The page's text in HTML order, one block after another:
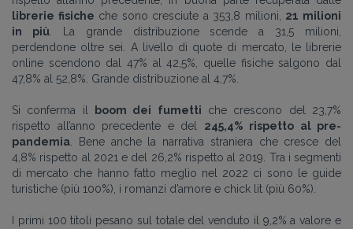
librerie fisiche che sono cresciute a 353,8 milioni, 21 milioni
in più. La grande distribuzione scende a 31,5 milioni,
perdendone oltre sei. A livello di quote di mercato, le librerie
online scendono dal 47% al 42,5%, quelle fisiche salgono dal
47,8% al 52,8%. Grande distribuzione al 4,7%.
Si conferma il boom dei fumetti che crescono del 23,7%
rispetto all’anno precedente e del 245,4% rispetto al pre-
pandemia . Bene anche la narrativa straniera che cresce del
4,8% rispetto al 2021 e del 26,2% rispetto al 2019. Tra i segmenti
di mercato che hanno fatto meglio nel 2022 ci sono le guide
turistiche (più 100%), i romanzi d’amore e chick lit (più 60%).
I primi 100 titoli pesano sul totale del venduto il 9,2% a valore e